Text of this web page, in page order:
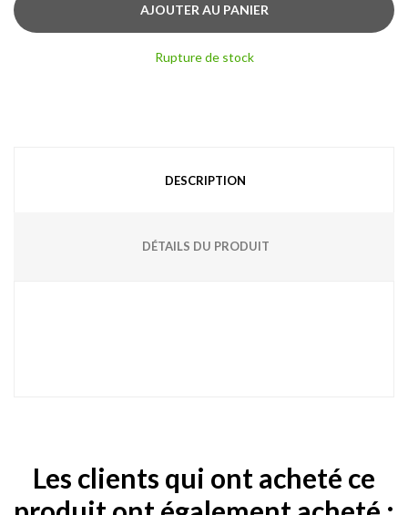
AJOUTER AU PANIER
Rupture de stock
DESCRIPTION
DÉTAILS DU PRODUIT
Les clients qui ont acheté ce